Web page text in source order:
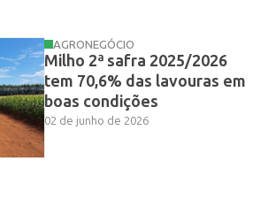
AGRONEGÓCIO
Milho 2ª safra 2025/2026
tem 70,6% das lavouras em
boas condições
02 de junho de 2026